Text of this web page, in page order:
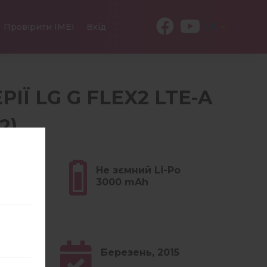
Провірити IMEI Вхід
LG G FLEX2 LTE-A
Не зємний Li-Po
3000 mAh
Березень, 2015